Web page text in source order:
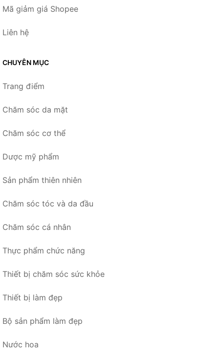
Mã giảm giá Shopee
Liên hệ
CHUYÊN MỤC
Trang điểm
Chăm sóc da mặt
Chăm sóc cơ thể
Dược mỹ phẩm
Sản phẩm thiên nhiên
Chăm sóc tóc và da đầu
Chăm sóc cá nhân
Thực phẩm chức năng
Thiết bị chăm sóc sức khỏe
Thiết bị làm đẹp
Bộ sản phẩm làm đẹp
Nước hoa